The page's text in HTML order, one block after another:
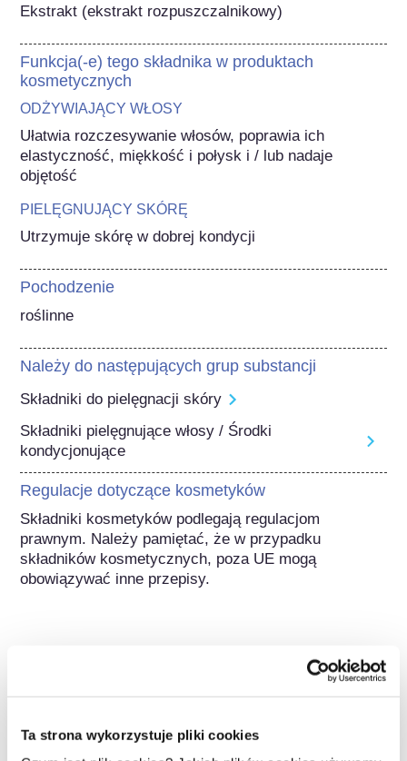
Ta strona wykorzystuje pliki cookies
Ekstrakt (ekstrakt rozpuszczalnikowy)
Funkcja(-e) tego składnika w produktach
kosmetycznych
ODŻYWIAJĄCY WŁOSY
Ułatwia rozczesywanie włosów, poprawia ich
elastyczność, miękkość i połysk i / lub nadaje
objętość
PIELĘGNUJĄCY SKÓRĘ
Utrzymuje skórę w dobrej kondycji
Pochodzenie
roślinne
Należy do następujących grup substancji
Składniki do pielęgnacji skóry
Składniki pielęgnujące włosy / Środki
kondycjonujące
Regulacje dotyczące kosmetyków
Składniki kosmetyków podlegają regulacjom
prawnym. Należy pamiętać, że w przypadku
składników kosmetycznych, poza UE mogą
obowiązywać inne przepisy.
Poznaj swoje kosmetyki
W jaki sposób zapewnia się
bezpieczeństwo kosmetyków w Europie?